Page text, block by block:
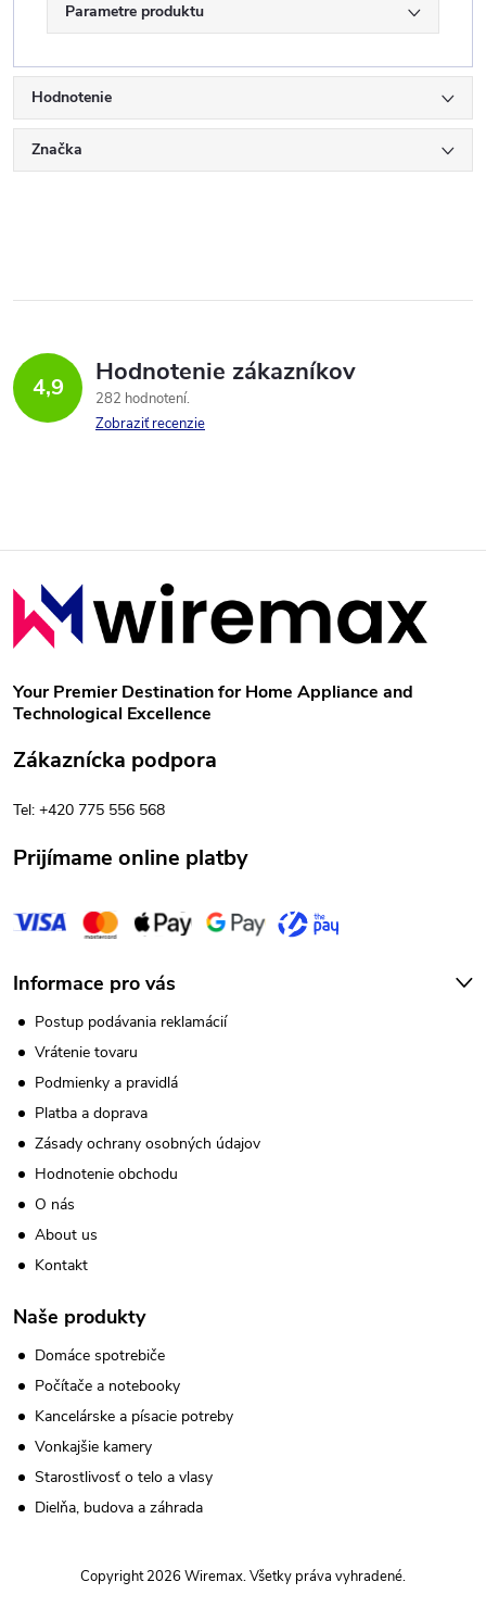
Parametre produktu
Hodnotenie
Značka
4,9 Hodnotenie zákazníkov
282 hodnotení
Zobraziť recenzie
Z
á
p
ä
t
e
Your Premier Destination for Home Appliance and
Technological Excellence
Zákaznícka podpora
Tel: +420 775 556 568
Prijímame online platby
Informace pro vás
Postup podávania reklamácií
Vrátenie tovaru
Podmienky a pravidlá
Platba a doprava
Zásady ochrany osobných údajov
Hodnotenie obchodu
O nás
About us
Kontakt
Naše produkty
Domáce spotrebiče
Počítače a notebooky
Kancelárske a písacie potreby
Vonkajšie kamery
Starostlivosť o telo a vlasy
Dielňa, budova a záhrada
Copyright 2026Wiremax. Všetky práva vyhradené.